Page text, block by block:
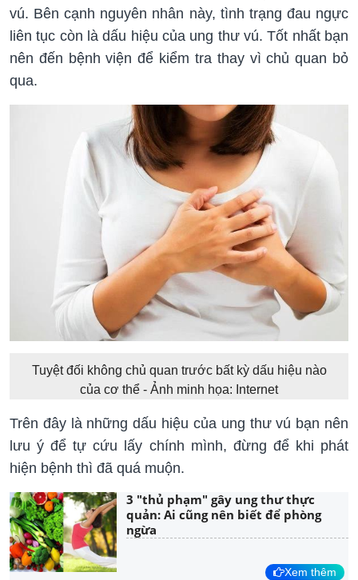
vú. Bên cạnh nguyên nhân này, tình trạng đau ngực
liên tục còn là dấu hiệu của ung thư vú. Tốt nhất bạn
nên đến bệnh viện để kiểm tra thay vì chủ quan bỏ
qua.
Tuyệt đối không chủ quan trước bất kỳ dấu hiệu nào
của cơ thể - Ảnh minh họa: Internet
Trên đây là những dấu hiệu của ung thư vú bạn nên
lưu ý để tự cứu lấy chính mình, đừng để khi phát
hiện bệnh thì đã quá muộn.
3 "thủ phạm" gây ung thư thực
quản: Ai cũng nên biết để phòng
ngừa
Xem thêm